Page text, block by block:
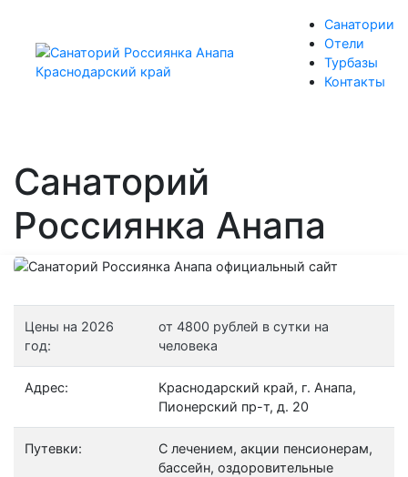
Санатории
Отели
Турбазы
Контакты
Санаторий
Россиянка Анапа
Цены на 2026
год:
от 4800 рублей в сутки на
человека
Адрес:
Краснодарский край, г. Анапа,
Пионерский пр-т, д. 20
Путевки:
С лечением, акции пенсионерам,
бассейн, оздоровительные